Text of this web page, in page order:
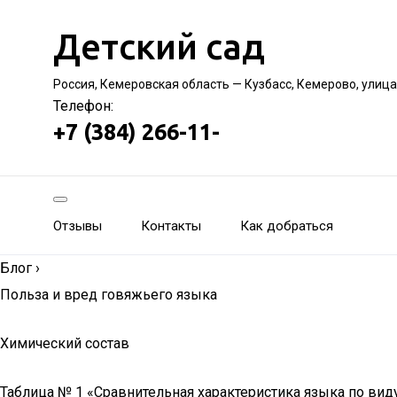
Детский сад
Россия, Кемеровская область — Кузбасс, Кемерово,
Телефон:
+7 (384) 266-11-
Отзывы Контакты Как добраться
Блог ›
Польза и вред говяжьего языка
Химический состав
Таблица № 1 «Сравнительная характеристика языка по